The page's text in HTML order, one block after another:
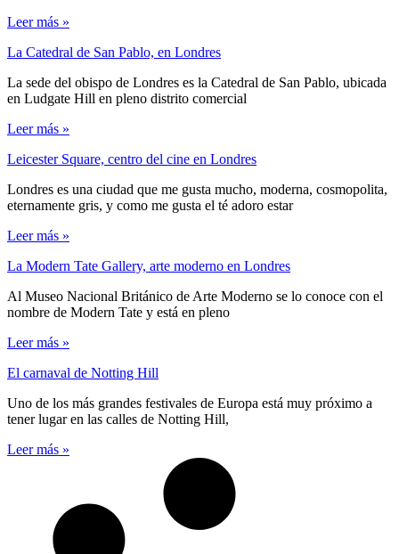
Leer más »
La Catedral de San Pablo, en Londres
La sede del obispo de Londres es la Catedral de San Pablo, ubicada
en Ludgate Hill en pleno distrito comercial
Leer más »
Leicester Square, centro del cine en Londres
Londres es una ciudad que me gusta mucho, moderna, cosmopolita,
eternamente gris, y como me gusta el té adoro estar
Leer más »
La Modern Tate Gallery, arte moderno en Londres
Al Museo Nacional Británico de Arte Moderno se lo conoce con el
nombre de Modern Tate y está en pleno
Leer más »
El carnaval de Notting Hill
Uno de los más grandes festivales de Europa está muy próximo a
tener lugar en las calles de Notting Hill,
Leer más »